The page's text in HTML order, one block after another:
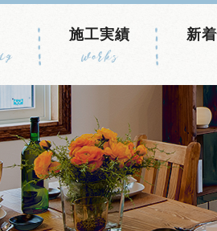
施工実績
Works
新